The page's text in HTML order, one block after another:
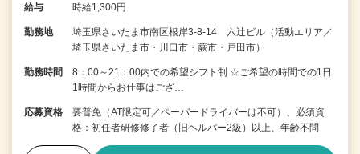
給与 時給1,300円
勤務地
埼玉県さいたま市南区根岸3-8-14 六辻ビル（活動エリア／
埼玉県さいたま市・川口市・蕨市・戸田市）
勤務時間
8：00～21：00内での希望シフト制 ☆ご希望の時間での1日
1時間からお仕事はござ…
応募資格
要普免（AT限定可／ペーパードライバーは不可）、必須資
格：初任者研修修了者（旧ヘルパー2級）以上、年齢不問